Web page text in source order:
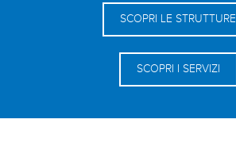
SCOPRI LE STRUTTURE
SCOPRI I SERVIZI